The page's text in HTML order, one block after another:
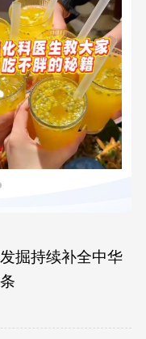
掘持续补全中华